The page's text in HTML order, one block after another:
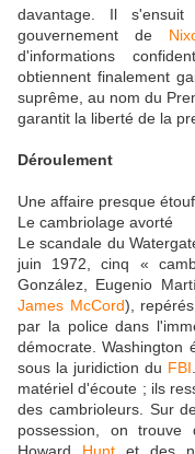
davantage. Il
gouvernement de
d'informations
obtiennent finalement
suprême, au nom du
garantit la liberté de la
Déroulement
Une affaire presque
Le cambriolage avorté
Le scandale du
juin 1972, cinq «
González, Eugenio
James McCord),
par la police dans
démocrate. Washington
sous la juridiction du FBI
matériel d'écoute ; ils
des cambrioleurs. Sur
possession, on trouve
Howard Huntet des